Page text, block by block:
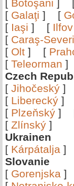
[ Botoşani ]
[ Galaţi ] [
[ Iaşi ] [ Ilfov
[ Caraş-
[ Olt ] [
[ Teleorman ]
Czech
[ Jihočeský ]
[ Liberecký ]
[ Plzeňský ]
[ Zlínský ]
Ukrainen
[ Kárpátalja ]
Slovanie
[ Gorenjska ]